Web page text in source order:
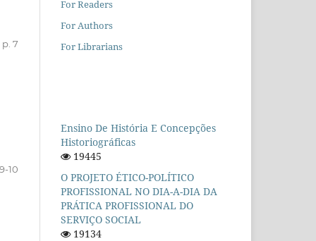
p. 7
10
For Readers
For Authors
For Librarians
Ensino De História E Concepções
Historiográficas
19445
O PROJETO ÉTICO-POLÍTICO
PROFISSIONAL NO DIA-A-DIA DA
PRÁTICA PROFISSIONAL DO
SERVIÇO SOCIAL
19134